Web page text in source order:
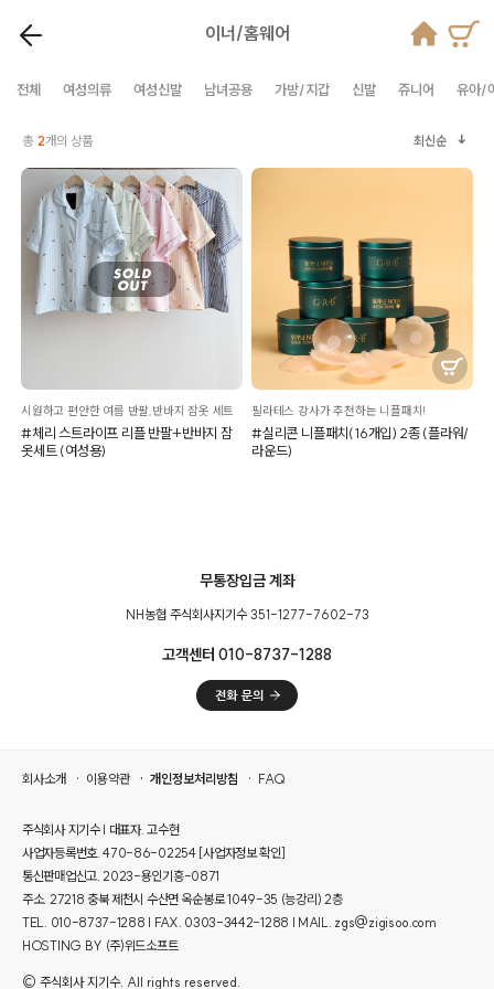
이너/홈웨어
전체 여성의류 여성신발 남녀공용 가방/지갑 신발 쥬니어 유아/
총 2개의 상품 최신순
시원하고 편안한 여름 반팔,반바지 잠옷 세트
#체리 스트라이프 리플 반팔+반바지 잠
옷세트 (여성용)
필라테스 강사가 추천하는 니플패치!
#실리콘 니플패치(16개입) 2종 (플라워/
라운드)
무통장입금 계좌
NH농협 주식회사지기수 351-1277-7602-73
고객센터 010-8737-1288
회사소개 이용약관 개인정보처리방침 FAQ
주식회사 지기수 | 대표자. 고수현
사업자등록번호. 470-86-02254 [사업자정보 확인]
통신판매업신고. 2023-용인기흥-0871
주소. 27218 충북 제천시 수산면 옥순봉로 1049-35 (능강리) 2층
TEL. 010-8737-1288 | FAX. 0303-3442-1288 | MAIL. zgs@zigisoo.com
HOSTING BY (주)위드소프트
© 주식회사 지기수. All rights reserved.